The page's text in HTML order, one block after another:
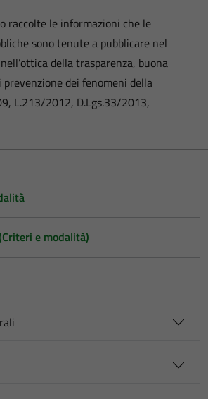
raccolte le informazioni che le
sono tenute a pubblicare nel
della trasparenza, buona
dei fenomeni della
L.213/2012, D.Lgs.33/2013,
e modalità)